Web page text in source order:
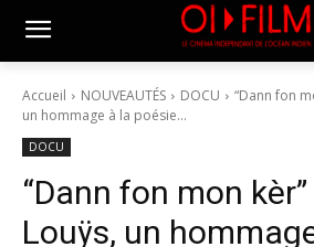
Accueil NOUVEAUTÉS DOCU
“Dann fon
un hommage à la poésie...
DOCU
“Dann fon mon
Louÿs, un